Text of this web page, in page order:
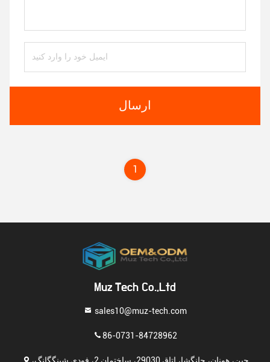
ارسال
1
Muz Tech Co.,Ltd
sales10@muz-tech.com
86-0731-84728962